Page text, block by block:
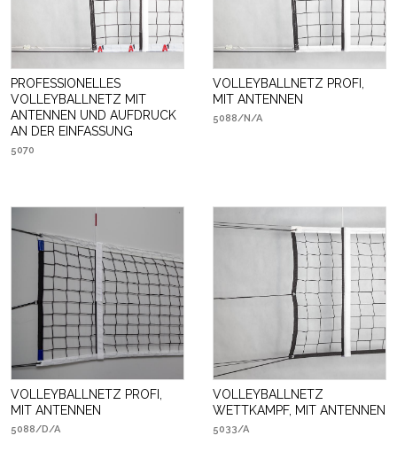
PROFESSIONELLES
VOLLEYBALLNETZ MIT
ANTENNEN UND AUFDRUCK
AN DER EINFASSUNG
5070
VOLLEYBALLNETZ PROFI,
MIT ANTENNEN
5088/N/A
VOLLEYBALLNETZ PROFI,
MIT ANTENNEN
5088/D/A
VOLLEYBALLNETZ
WETTKAMPF, MIT ANTENNEN
5033/A